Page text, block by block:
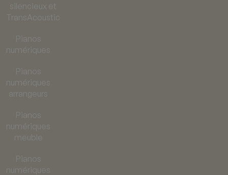
silencieux et
TransAcoustic
Pianos
numériques
Pianos
numériques
arrangeurs
Pianos
numériques
meuble
Pianos
numériques